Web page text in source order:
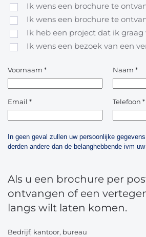
Ik wens een brochure te
Ik wens een brochure te
Ik heb een project dat ik graag
Ik wens een bezoek van een
Voornaam * Naam *
Email * Telefoon *
In geen geval zullen uw persoonlijke
derden andere dan de belanghebbende ivm
Als u een brochure per
ontvangen of een
langs wilt laten komen.
Bedrijf, kantoor, bureau